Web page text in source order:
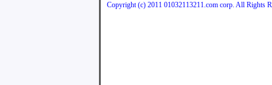
Copyright (c) 2011 01032113211.com corp. All Rights